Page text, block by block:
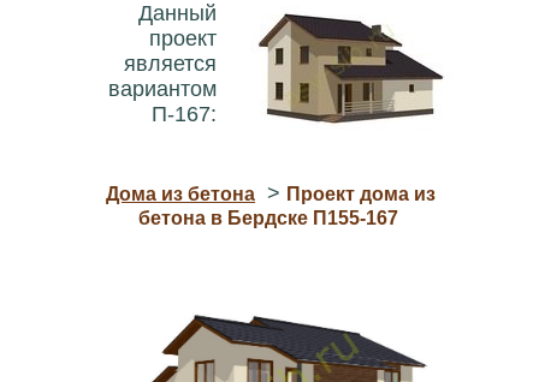
Данный
проект
является
вариантом
П-167:
Дома из бетона > Проект дома из
бетона в Бердске П155-167